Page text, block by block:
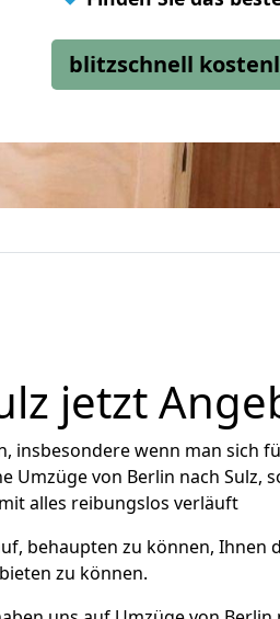
blitzschnell
jetzt
insbesondere wenn man sich
von Berlin nach Sulz,
alles reibungslos verläuft
behaupten zu können,
zu können.